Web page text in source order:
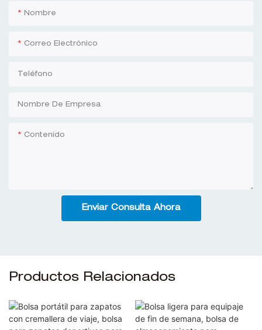
Nombre
Correo Electrónico
Teléfono
Nombre De Empresa
Contenido
Enviar Consulta Ahora
Productos Relacionados